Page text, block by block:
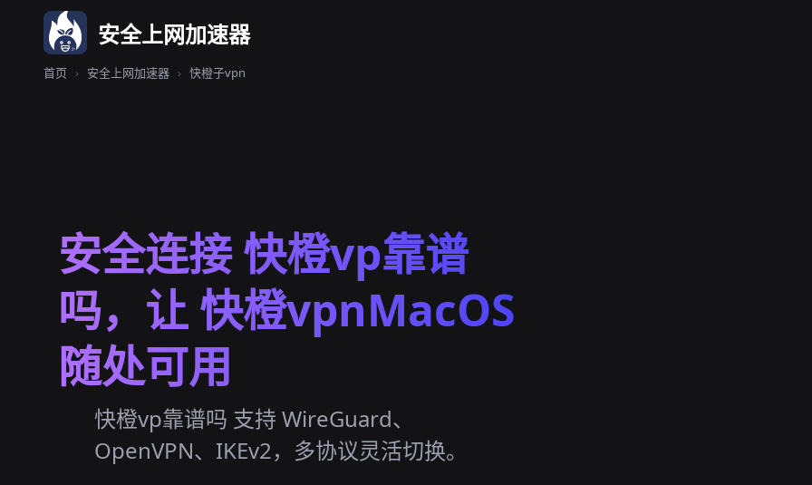
安全上网加速器
首页 › 安全上网加速器 › 快橙子vpn
安全连接 快橙vp靠谱
吗，让 快橙vpnMacOS
随处可用
快橙vp靠谱吗 支持 WireGuard、
OpenVPN、IKEv2，多协议灵活切换。